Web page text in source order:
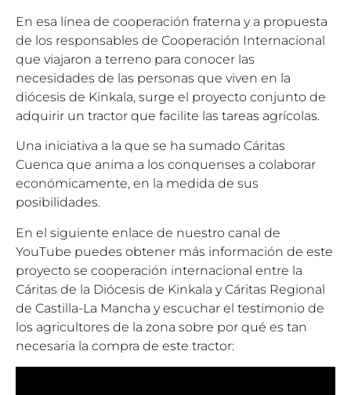
En esa línea de cooperación fraterna y a propuesta
de los responsables de Cooperación Internacional
que viajaron a terreno para conocer las
necesidades de las personas que viven en la
diócesis de Kinkala, surge el proyecto conjunto de
adquirir un tractor que facilite las tareas agrícolas.
Una iniciativa a la que se ha sumado Cáritas
Cuenca que anima a los conquenses a colaborar
económicamente, en la medida de sus
posibilidades.
En el siguiente enlace de nuestro canal de
YouTube puedes obtener más información de este
proyecto se cooperación internacional entre la
Cáritas de la Diócesis de Kinkala y Cáritas Regional
de Castilla-La Mancha y escuchar el testimonio de
los agricultores de la zona sobre por qué es tan
necesaria la compra de este tractor: